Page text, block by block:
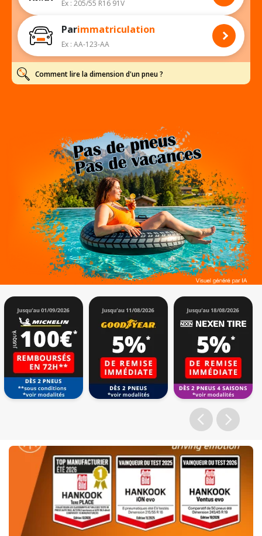
Ex : 205/55 R16 91V
Parimmatriculation
Ex : AA-123-AA
Comment lire la dimension d'un pneu ?